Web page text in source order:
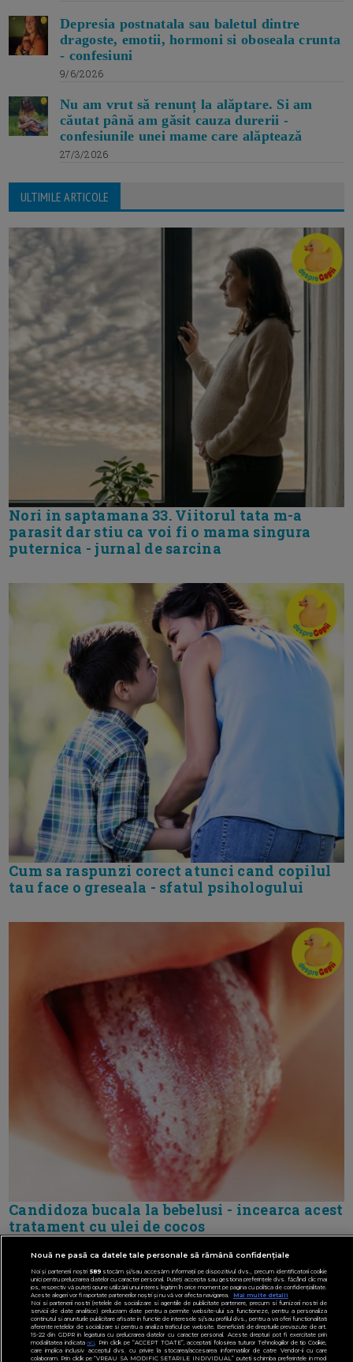
Depresia postnatala sau baletul dintre
dragoste, emotii, hormoni si oboseala crunta
- confesiuni
9/6/2026
Nu am vrut să renunț la alăptare. Si am
căutat până am găsit cauza durerii -
confesiunile unei mame care alăptează
27/3/2026
ULTIMILE ARTICOLE
Nori in saptamana 33. Viitorul tata m-a
parasit dar stiu ca voi fi o mama singura
puternica - jurnal de sarcina
Cum sa raspunzi corect atunci cand copilul
tau face o greseala - sfatul psihologului
Candidoza bucala la bebelusi - incearca acest
tratament cu ulei de cocos
📻 RADIO: LIFESTYLE DESPRECOPII
Nouă ne pasă ca datele tale personale să rămână confidențiale
Noi și partenerii noștri 589stocăm și/sau accesăm informații pe dispozitivul dvs., precum identificatorii cookie
unici pentru prelucrarea datelor cu caracter personal. Puteți accepta sau gestiona preferințele dvs. făcând clic mai
jos, respectiv vă puteți opune utilizării unui interes legitim în orice moment pe pagina cu politica de confidențialitate.
Aceste alegeri vor fi raportate partenerilor noștri și nu vă vor afecta navigarea.
Mai multe detalii
Noi si partenerii nostri (retelele de socializare si agentiile de publicitate partenere, precum si furnizorii nostri de
servicii de date analitice) prelucram date pentru a permite website-ului sa functioneze, pentru a personaliza
continutul si anunturile publicitare afisate in functie de interesele si/sau profilul dvs., pentru a va oferi functionalitati
aferente retelelor de socializare si pentru a analiza traficul pe website. Beneficiati de drepturile prevazute de art.
15-22 din GDPR in legatura cu prelucrarea datelor cu caracter personal. Aceste drepturi pot fi exercitate prin
modalitatea indicataaici. Prin click pe “ACCEPT TOATE”, acceptati folosirea tuturor Tehnologiilor de tip Cookie,
care implica inclusiv acceptul dvs. cu privire la stocarea/accesarea informatiilor de catre Vendor-ii cu care
colaboram. Prin click pe “VREAU SA MODIFIC SETARILE INDIVIDUAL” puteti schimba preferintele in mod